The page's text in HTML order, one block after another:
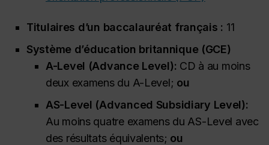
Titulaires d’un baccalauréat français : 11
Système d’éducation britannique (GCE)
A-Level (Advance Level): CD à au moins
deux examens du A-Level; ou
AS-Level (Advanced Subsidiary Level):
Au moins quatre examens du AS-Level avec
des résultats équivalents; ou